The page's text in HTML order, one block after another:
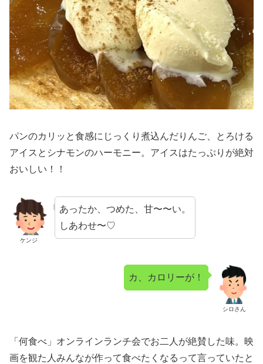
パンのカリッと食感にじっくり煮込んだりんご、とろける
アイスとシナモンのハーモニー。アイスはたっぷりが絶対
おいしい！！
ケンジ
あったか、つめた、甘〜〜い。
しあわせ〜♡
シロさん
カ、カロリーが！
「何食べ」オンラインランチ会でお二人が絶賛した味。映
画を観た人みんなが作って食べたくなるって言っていたと